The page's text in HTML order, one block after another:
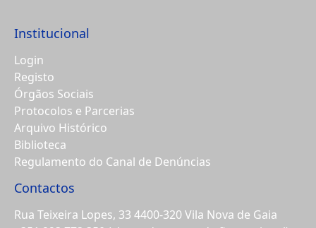
Institucional
Login
Registo
Órgãos Sociais
Protocolos e Parcerias
Arquivo Histórico
Biblioteca
Regulamento do Canal de Denúncias
Contactos
Rua Teixeira Lopes, 33 4400-320 Vila Nova de Gaia